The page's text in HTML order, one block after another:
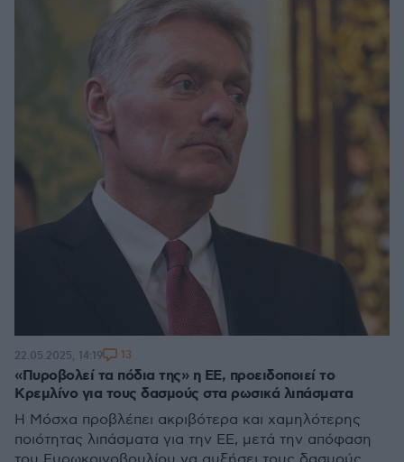
«Πυροβολεί τα πόδια της» η ΕΕ, προειδοποιεί το
Κρεμλίνο για τους δασμούς στα ρωσικά λιπάσματα
Η Μόσχα προβλέπει ακριβότερα και χαμηλότερης
ποιότητας λιπάσματα για την ΕΕ, μετά την απόφαση
22.05.2025, 14:19 13